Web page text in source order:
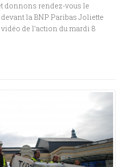
donnons rendez-vous le
la BNP Paribas Joliette
de l’action du mardi 8